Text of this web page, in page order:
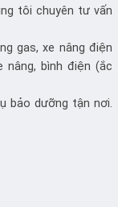
tôi chuyên tư vấn
gas, xe nâng điện
nâng, bình điện (ắc
bảo dưỡng tận nơi.